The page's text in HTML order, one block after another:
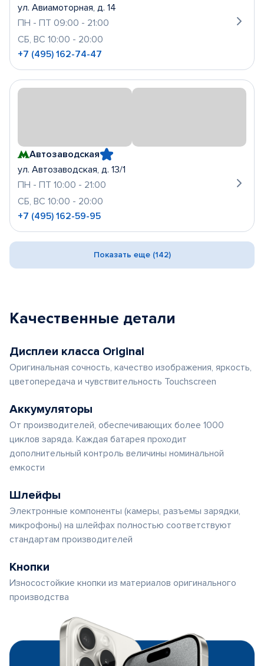
ул. Авиамоторная, д. 14
ПН - ПТ 09:00 - 21:00
СБ, ВС 10:00 - 20:00
+7 (495) 162-74-47
Автозаводская
ул. Автозаводская, д. 13/1
ПН - ПТ 10:00 - 21:00
СБ, ВС 10:00 - 20:00
+7 (495) 162-59-95
Показать еще (142)
Качественные детали
Дисплеи класса Original
Оригинальная сочность, качество изображения, яркость,
цветопередача и чувствительность Touchscreen
Аккумуляторы
От производителей, обеспечивающих более 1000
циклов заряда. Каждая батарея проходит
дополнительный контроль величины номинальной
емкости
Шлейфы
Электронные компоненты (камеры, разъемы зарядки,
микрофоны) на шлейфах полностью соответствуют
стандартам производителей
Кнопки
Износостойкие кнопки из материалов оригинального
производства